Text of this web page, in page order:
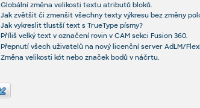
Globální změna velikosti textu atributů bloků.
Jak zvětšit či zmenšit všechny texty výkresu bez změny
Jak vykreslit tlustší text s TrueType písmy?
Příliš velký text v označení rovin v CAM sekci Fusion 360.
Přepnutí všech uživatelů na nový licenční server AdLM/
Změna velikosti kót nebo značek bodů v náčrtu.